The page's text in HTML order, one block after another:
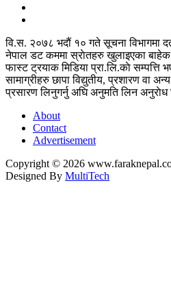
वि.स. २०७८ भदौं १० गते सूचना विभागमा
नेपाल डट कममा स्राेतहरु खुलाइएका बाहेक
फास्ट ट्रयाक मिडिया प्रा.लि.काे
सामाग्रीहरु छापा विद्युतीय, प्रशारण वा
प्रसारण लिनुगर्नु अघि अनुमति लिन अनुराेध
About
Contact
Advertisement
Copyright © 2026
Designed By MultiTech